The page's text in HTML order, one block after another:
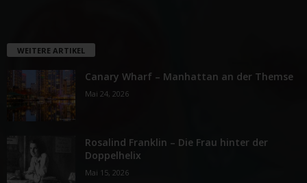
WEITERE ARTIKEL
Canary Wharf – Manhattan an der Themse
Mai 24, 2026
Rosalind Franklin – Die Frau hinter der
Doppelhelix
Mai 15, 2026